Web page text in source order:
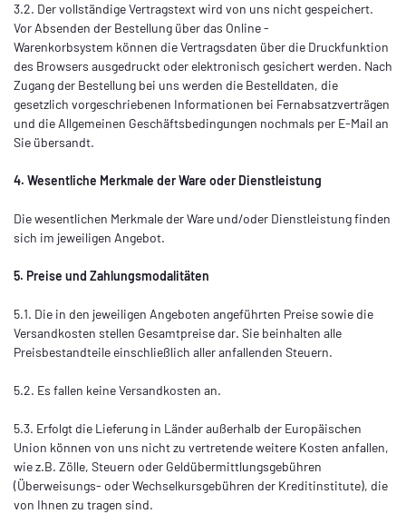
3.2. Der vollständige Vertragstext wird von uns nicht gespeichert.
Vor Absenden der Bestellung über das Online -
Warenkorbsystem können die Vertragsdaten über die Druckfunktion
des Browsers ausgedruckt oder elektronisch gesichert werden. Nach
Zugang der Bestellung bei uns werden die Bestelldaten, die
gesetzlich vorgeschriebenen Informationen bei Fernabsatzverträgen
und die Allgemeinen Geschäftsbedingungen nochmals per E-Mail an
Sie übersandt.
4. Wesentliche Merkmale der Ware oder Dienstleistung
Die wesentlichen Merkmale der Ware und/oder Dienstleistung finden
sich im jeweiligen Angebot.
5. Preise und Zahlungsmodalitäten
5.1. Die in den jeweiligen Angeboten angeführten Preise sowie die
Versandkosten stellen Gesamtpreise dar. Sie beinhalten alle
Preisbestandteile einschließlich aller anfallenden Steuern.
5.2. Es fallen keine Versandkosten an.
5.3. Erfolgt die Lieferung in Länder außerhalb der Europäischen
Union können von uns nicht zu vertretende weitere Kosten anfallen,
wie z.B. Zölle, Steuern oder Geldübermittlungsgebühren
(Überweisungs- oder Wechselkursgebühren der Kreditinstitute), die
von Ihnen zu tragen sind.